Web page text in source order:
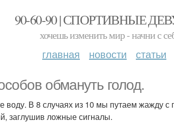
90-60-90 | СПОРТИВНЫЕ
хочешь изменить мир - начни с
главная новости статьи
обмануть голод.
воду. В 8 случаях из 10 мы путаем жажду
заглушив ложные сигналы.